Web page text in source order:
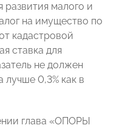
малого и
на имущество по
кадастровой
ставка для
не должен
лучше 0,3% как в
глава «ОПОРЫ